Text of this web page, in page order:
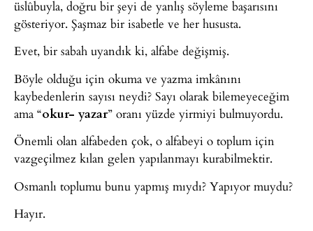
üslûbuyla, doğru bir şeyi de yanlış söyleme başarısını
gösteriyor. Şaşmaz bir isabetle ve her hususta.
Evet, bir sabah uyandık ki, alfabe değişmiş.
Böyle olduğu için okuma ve yazma imkânını
kaybedenlerin sayısı neydi? Sayı olarak bilemeyeceğim
ama “okur- yazar” oranı yüzde yirmiyi bulmuyordu.
Önemli olan alfabeden çok, o alfabeyi o toplum için
vazgeçilmez kılan gelen yapılanmayı kurabilmektir.
Osmanlı toplumu bunu yapmış mıydı? Yapıyor muydu?
Hayır.